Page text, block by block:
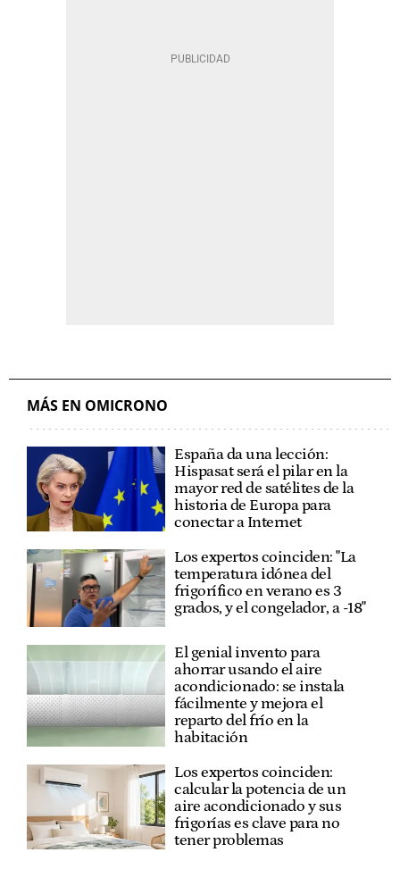
MÁS EN OMICRONO
España da una lección:
Hispasat será el pilar en la
mayor red de satélites de la
historia de Europa para
conectar a Internet
Los expertos coinciden: "La
temperatura idónea del
frigorífico en verano es 3
grados, y el congelador, a -18"
El genial invento para
ahorrar usando el aire
acondicionado: se instala
fácilmente y mejora el
reparto del frío en la
habitación
Los expertos coinciden:
calcular la potencia de un
aire acondicionado y sus
frigorías es clave para no
tener problemas